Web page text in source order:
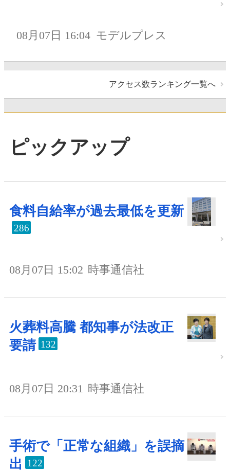
08月07日 16:04 モデルプレス
アクセス数ランキング一覧へ
ピックアップ
食料自給率が過去最低を更新
286
08月07日 15:02 時事通信社
火葬料高騰 都知事が法改正
要請 132
08月07日 20:31 時事通信社
手術で「正常な組織」を誤摘
出
122